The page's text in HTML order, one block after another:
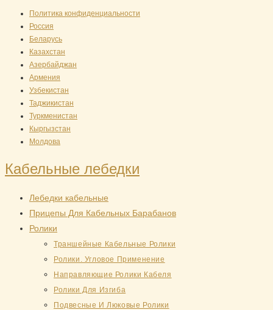
Перейти
содержимому
Политика конфиденциальности
Россия
Беларусь
Казахстан
Азербайджан
Армения
Узбекистан
Таджикистан
Туркменистан
Кыргызстан
Молдова
Кабельные лебедки
Лебедки кабельные
Прицепы Для Кабельных Барабанов
Ролики
Траншейные Кабельные Ролики
Ролики. Угловое Применение
Направляющие Ролики Кабеля
Ролики Для Изгиба
Подвесные И Люковые Ролики